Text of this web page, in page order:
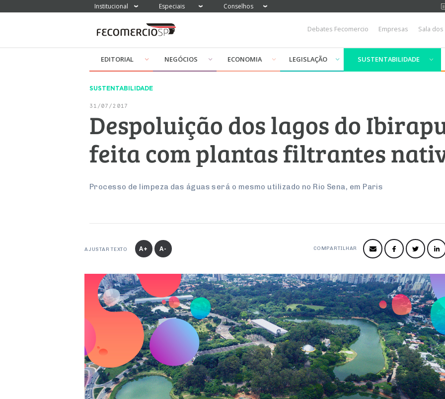
Institucional Especiais Conselhos
Debates Fecomercio Empresas Sala
EDITORIAL NEGÓCIOS ECONOMIA LEGISLAÇÃO SUSTENTABILIDADE
SUSTENTABILIDADE
31/07/2017
Despoluição dos lagos do
feita com plantas filtrantes
Processo de limpeza das águas será o mesmo utilizado no Rio Sena, em Paris
AJUSTAR TEXTO A+ A- COMPARTILHAR